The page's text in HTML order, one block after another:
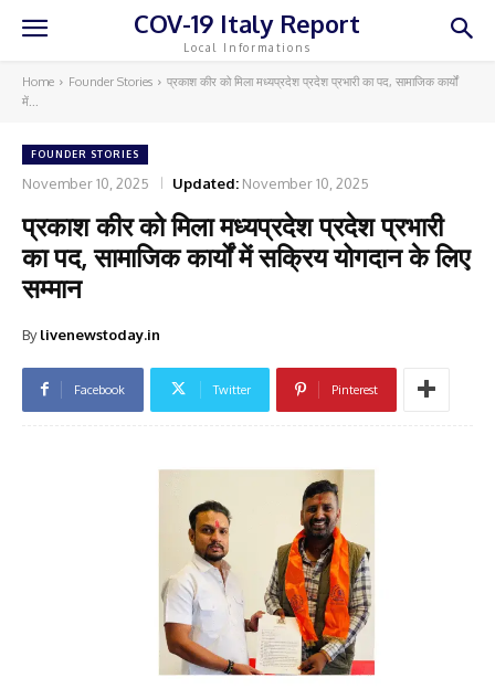
COV-19 Italy Report
Local Informations
Home Founder Stories
प्रकाश कीर को मिला मध्यप्रदेश प्रदेश प्रभारी का पद, सामाजिक कार्यों
में...
FOUNDER STORIES
November 10, 2025 Updated: November 10, 2025
प्रकाश कीर को मिला मध्यप्रदेश प्रदेश प्रभारी
का पद, सामाजिक कार्यों में सक्रिय योगदान के लिए
सम्मान
By livenewstoday.in
Facebook Twitter Pinterest